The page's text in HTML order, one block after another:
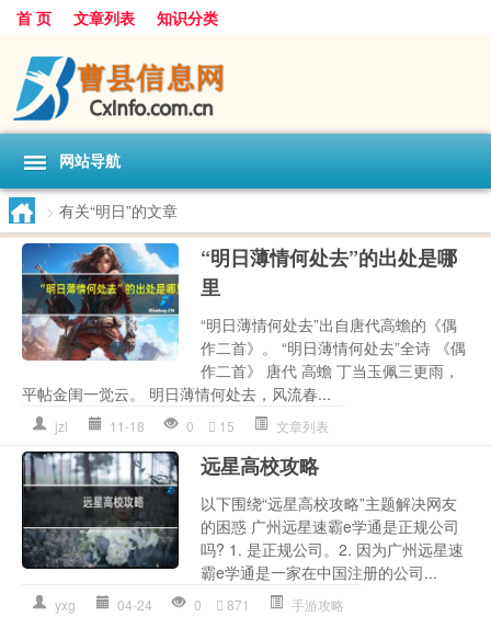
首 页 文章列表 知识分类
网站导航
> 有关“明日”的文章
“明日薄情何处去”的出处是哪
里
“明日薄情何处去”出自唐代高蟾的《偶
作二首》。 “明日薄情何处去”全诗 《偶
作二首》 唐代 高蟾 丁当玉佩三更雨，
平帖金闺一觉云。 明日薄情何处去，风流春...
jzl 11-18 0 15 文章列表
远星高校攻略
以下围绕“远星高校攻略”主题解决网友
的困惑 广州远星速霸e学通是正规公司
吗? 1. 是正规公司。2. 因为广州远星速
霸e学通是一家在中国注册的公司...
yxg 04-24 0 871 手游攻略